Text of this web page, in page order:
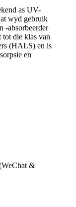
as UV-
wyd gebruik
-absorbeerder
tot die klas van
(HALS) en is
en
&